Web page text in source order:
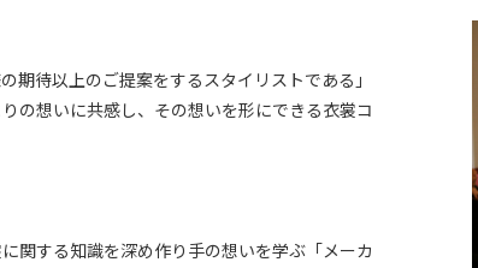
期待以上のご提案をするスタイリストである」
の想いに共感し、その想いを形にできる衣裳コ
関する知識を深め作り手の想いを学ぶ「メーカ